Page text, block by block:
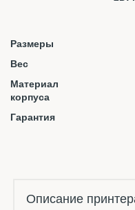
Размеры
Вес
Материал
корпуса
Гарантия
Описание